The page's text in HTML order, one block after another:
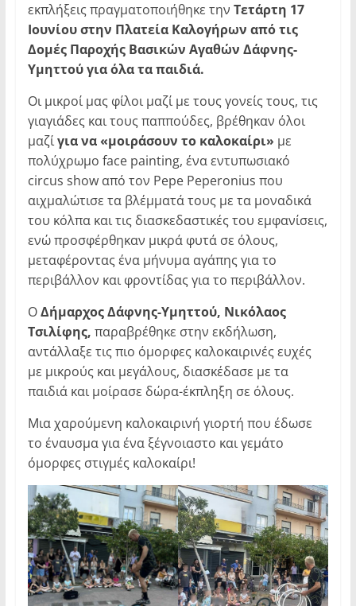
εκπλήξεις πραγματοποιήθηκε την Τετάρτη 17
Ιουνίου στην Πλατεία Καλογήρων από τις
Δομές Παροχής Βασικών Αγαθών Δάφνης-
Υμηττού για όλα τα παιδιά.
Οι μικροί μας φίλοι μαζί με τους γονείς τους, τις
γιαγιάδες και τους παππούδες, βρέθηκαν όλοι
μαζίγια να «μοιράσουν το καλοκαίρι» με
πολύχρωμο face painting, ένα εντυπωσιακό
circus showαπό τον Pepe Peperonius που
αιχμαλώτισε τα βλέμματά τους με τα μοναδικά
του κόλπα και τις διασκεδαστικές του εμφανίσεις,
ενώ προσφέρθηκαν μικρά φυτά σε όλους,
μεταφέροντας ένα μήνυμα αγάπης για το
περιβάλλον και φροντίδας για το περιβάλλον.
ΟΔήμαρχος Δάφνης-Υμηττού, Νικόλαος
Τσιλίφης, παραβρέθηκε στην εκδήλωση,
αντάλλαξε τις πιο όμορφες καλοκαιρινές ευχές
με μικρούς και μεγάλους, διασκέδασε με τα
παιδιά και μοίρασε δώρα-έκπληξη σε όλους.
Μια χαρούμενη καλοκαιρινή γιορτή που έδωσε
το έναυσμα για ένα ξέγνοιαστο και γεμάτο
όμορφες στιγμές καλοκαίρι!